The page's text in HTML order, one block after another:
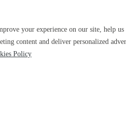
your experience on our site, help us
content and deliver personalized
Policy